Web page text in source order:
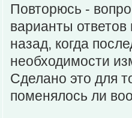
Повторюсь -
варианты ответов
назад, когда
необходимости
Сделано это для
поменялось ли